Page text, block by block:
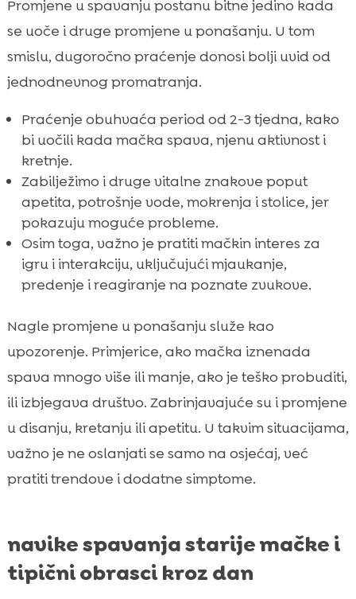
Promjene u spavanju postanu bitne jedino kada
se uoče i druge promjene u ponašanju. U tom
smislu, dugoročno praćenje donosi bolji uvid od
jednodnevnog promatranja.
Praćenje obuhvaća period od 2-3 tjedna, kako
bi uočili kada mačka spava, njenu aktivnost i
kretnje.
Zabilježimo i druge vitalne znakove poput
apetita, potrošnje vode, mokrenja i stolice, jer
pokazuju moguće probleme.
Osim toga, važno je pratiti mačkin interes za
igru i interakciju, uključujući mjaukanje,
predenje i reagiranje na poznate zvukove.
Nagle promjene u ponašanju služe kao
upozorenje. Primjerice, ako mačka iznenada
spava mnogo više ili manje, ako je teško probuditi,
ili izbjegava društvo. Zabrinjavajuće su i promjene
u disanju, kretanju ili apetitu. U takvim situacijama,
važno je ne oslanjati se samo na osjećaj, već
pratiti trendove i dodatne simptome.
navike spavanja starije mačke i
tipični obrasci kroz dan